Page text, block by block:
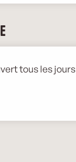
tous les jours